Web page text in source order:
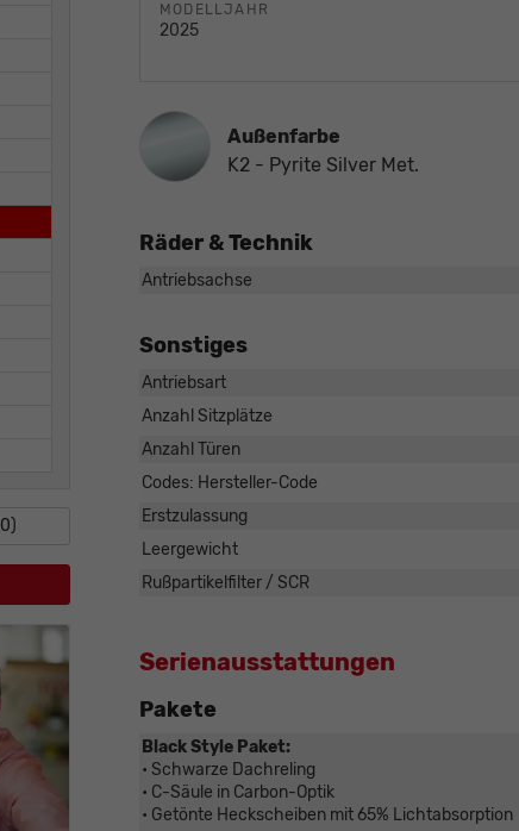
MODELLJAHR
2025
Außenfarbe
K2 - Pyrite Silver Met.
Räder & Technik
Antriebsachse
Sonstiges
Antriebsart
Anzahl Sitzplätze
Anzahl Türen
Codes: Hersteller-Code
Erstzulassung
Leergewicht
Rußpartikelfilter / SCR
Serienausstattungen
Pakete
Black Style Paket:
• Schwarze Dachreling
• C-Säule in Carbon-Optik
• Getönte Heckscheiben mit 65% Lichtabsorption
0)